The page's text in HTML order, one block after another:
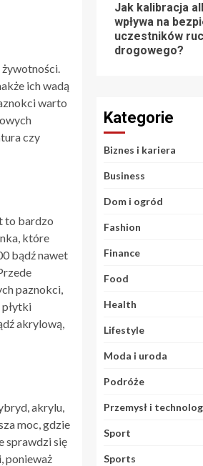
ich wadą
warto
czy
to bardzo
które
bądź nawet
paznokci,
akrylową,
akrylu,
moc, gdzie
sprawdzi się
ponieważ
Jak kalibracja
wpływa na
uczestników
drogowego?
Kategorie
Biznes i kariera
Business
Dom i ogród
Fashion
Finance
Food
Health
Lifestyle
Moda i uroda
Podróże
Przemysł i
Sport
Sports